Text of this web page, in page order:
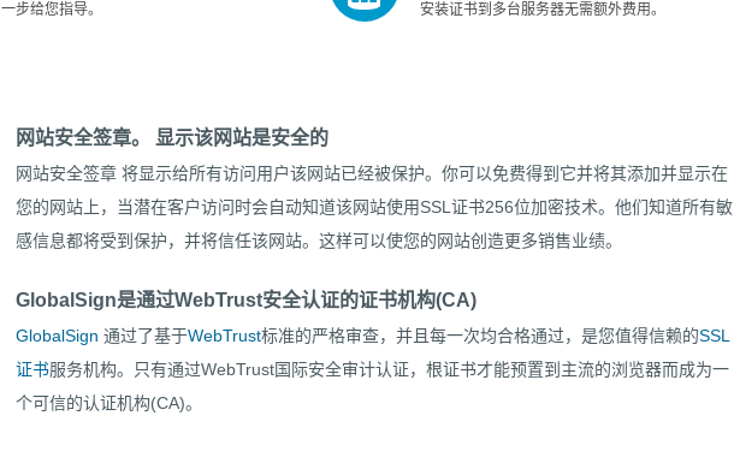
一步给您指导。
安装证书到多台服务器无需额外费用。
网站安全签章。 显示该网站是安全的
网站安全签章 将显示给所有访问用户该网站已经被保护。你可以免费得到它并将其添加并显示在
您的网站上，当潜在客户访问时会自动知道该网站使用SSL证书256位加密技术。他们知道所有敏
感信息都将受到保护，并将信任该网站。这样可以使您的网站创造更多销售业绩。
GlobalSign是通过WebTrust安全认证的证书机构(CA)
GlobalSign 通过了基于WebTrust标准的严格审查，并且每一次均合格通过，是您值得信赖的SSL
证书服务机构。只有通过WebTrust国际安全审计认证，根证书才能预置到主流的浏览器而成为一
个可信的认证机构(CA)。